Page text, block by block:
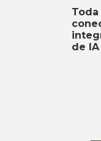
de IA